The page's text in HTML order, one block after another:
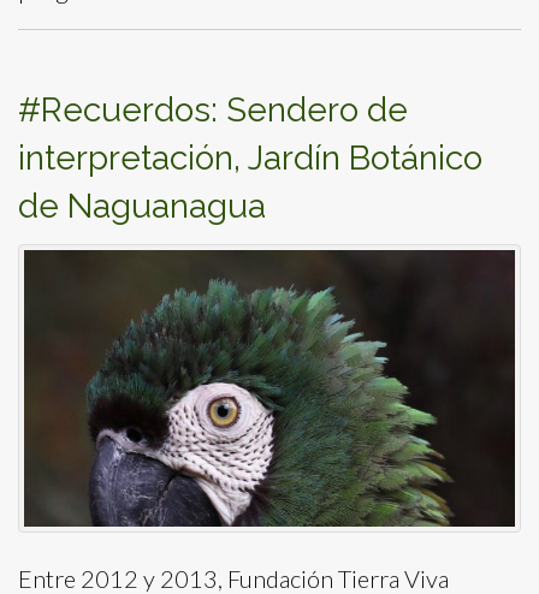
#Recuerdos: Sendero de
interpretación, Jardín Botánico
de Naguanagua
Entre 2012 y 2013, Fundación Tierra Viva